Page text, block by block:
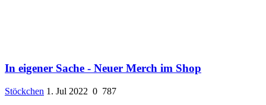
In eigener Sache - Neuer Merch im Shop
Stöckchen 1. Jul 2022 0 787